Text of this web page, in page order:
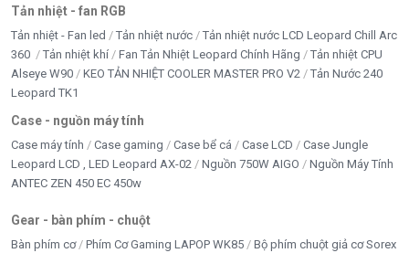
Tản nhiệt - fan RGB
Tản nhiệt - Fan led Tản nhiệt nước
Tản nhiệt nước LCD Leopard Chill Arc
360
Tản nhiệt khí Fan Tản Nhiệt Leopard Chính Hãng
Tản nhiệt CPU
Alseye W90
KEO TẢN NHIỆT COOLER MASTER PRO V2
Tản Nước 240
Leopard TK1
Case - nguồn máy tính
Case máy tính Case gaming Case bể cá Case LCD
Case Jungle
Leopard LCD , LED Leopard AX-02
Nguồn 750W AIGO
Nguồn Máy Tính
ANTEC ZEN 450 EC 450w
Gear - bàn phím - chuột
Bàn phím cơ Phím Cơ Gaming LAPOP WK85
Bộ phím chuột giả cơ Sorex